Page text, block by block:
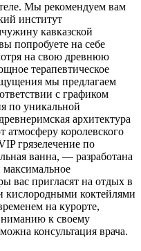
Мы рекомендуем вам
институт
кавказской
попробуете на себе
на свою древнюю
терапевтическое
мы предлагаем
с графиком
по уникальной
архитектура
королевского
грязелечение по
ванна, — разработана
максимальное
вас пригласят на отдых в
коктейлями
на курорте,
к своему
консультация врача.